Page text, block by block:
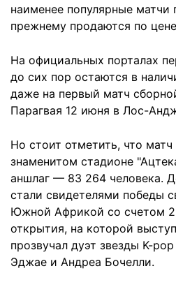
наименее популярные матчи
прежнему продаются по
На официальных порталах
до сих пор остаются в
даже на первый матч
Парагвая 12 июня в Лос-
Но стоит отметить, что
знаменитом стадионе
аншлаг — 83 264 человека.
стали свидетелями победы
Южной Африкой со счетом
открытия, на которой
прозвучал дуэт звезды K-
Эджае и Андреа Бочелли.